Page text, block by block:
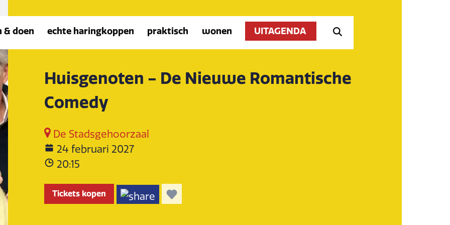
& doen echte haringkoppen praktisch wonen UITAGENDA
Huisgenoten - De Nieuwe Romantische
Comedy
De Stadsgehoorzaal
24 februari 2027
20:15
Tickets kopen